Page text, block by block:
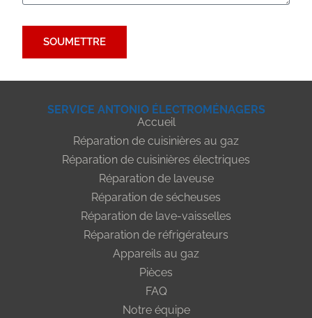
SOUMETTRE
SERVICE ANTONIO ÉLECTROMÉNAGERS
Accueil
Réparation de cuisinières au gaz
Réparation de cuisinières électriques
Réparation de laveuse
Réparation de sécheuses
Réparation de lave-vaisselles
Réparation de réfrigérateurs
Appareils au gaz
Pièces
FAQ
Notre équipe